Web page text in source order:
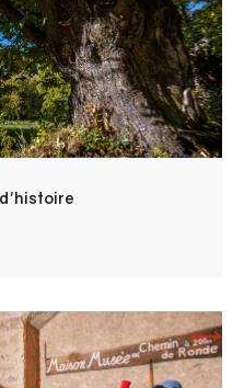
trasportati indietro nel
i secoli.